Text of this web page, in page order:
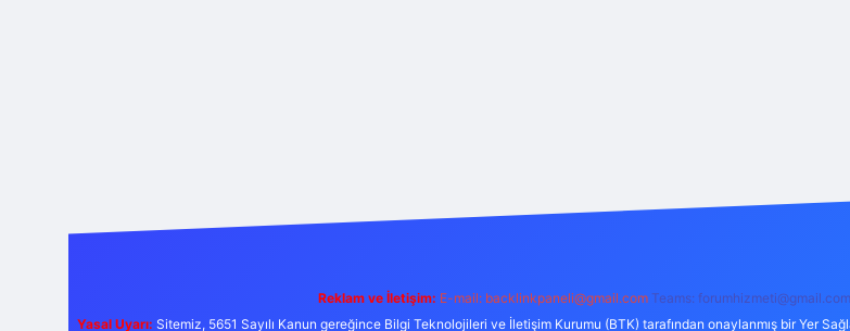
Reklam ve İletişim: E-mail: backlinkpaneli@gmail.com Teams: forumhizmeti@gmail.com
Yasal Uyarı: Sitemiz, 5651 Sayılı Kanun gereğince Bilgi Teknolojileri ve İletişim Kurumu (BTK) tarafından onaylanmış bir Yer